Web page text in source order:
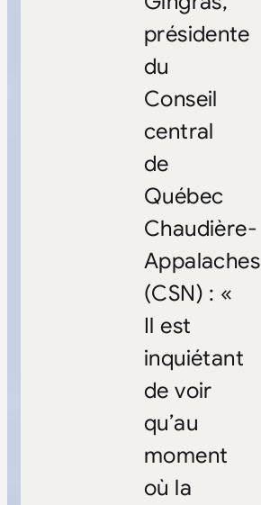
présidente
du
Conseil
central
de
Québec
Chaudière-
Appalaches
(CSN) : «
Il est
inquiétant
de voir
qu’au
moment
où la